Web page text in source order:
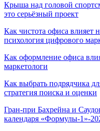
Крыша над головой
это серьёзный проект
Как чистота офиса влияет
психология цифрового
Как оформление офиса
маркетологи
Как выбрать подрядчика
стратегия поиска и оценки
Гран-при Бахрейна и
календаря «Формулы-1»-